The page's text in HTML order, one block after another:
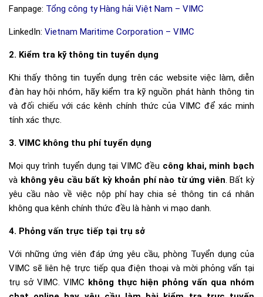
Fanpage: Tổng công ty Hàng hải Việt Nam – VIMC
LinkedIn: Vietnam Maritime Corporation – VIMC
2. Kiểm tra kỹ thông tin tuyển dụng
Khi thấy thông tin tuyển dụng trên các website việc làm, diễn
đàn hay hội nhóm, hãy kiểm tra kỹ nguồn phát hành thông tin
và đối chiếu với các kênh chính thức của VIMC để xác minh
tính xác thực.
3. VIMC không thu phí tuyển dụng
Mọi quy trình tuyển dụng tại VIMC đều công khai, minh bạch
và không yêu cầu bất kỳ khoản phí nào từ ứng viên. Bất kỳ
yêu cầu nào về việc nộp phí hay chia sẻ thông tin cá nhân
không qua kênh chính thức đều là hành vi mạo danh.
4. Phỏng vấn trực tiếp tại trụ sở
Với những ứng viên đáp ứng yêu cầu, phòng Tuyển dụng của
VIMC sẽ liên hệ trực tiếp qua điện thoại và mời phỏng vấn tại
trụ sở VIMC. VIMC không thực hiện phỏng vấn qua nhóm